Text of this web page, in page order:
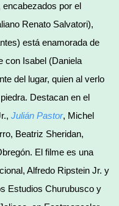
por el
Renato Salvatori),
está enamorada de
con Isabel (Daniela
del lugar, quien al verlo
Destacan en el
Julián Pastor, Michel
Beatriz Sheridan,
El filme es una
Alfredo Ripstein Jr. y
Estudios Churubusco y